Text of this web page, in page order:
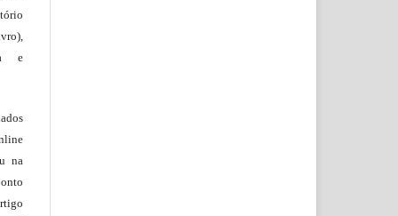
e
na